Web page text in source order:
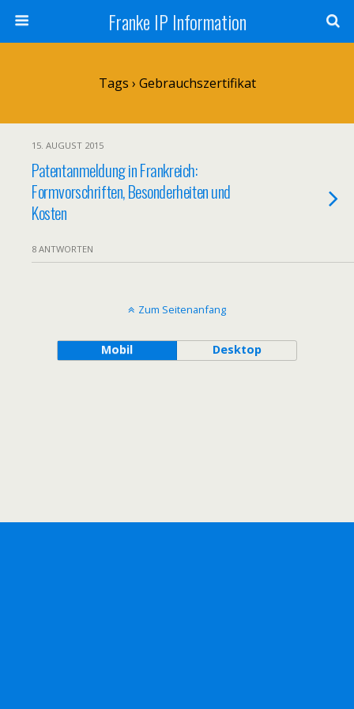
Franke IP Information
Tags › Gebrauchszertifikat
15. AUGUST 2015
Patentanmeldung in Frankreich:
Formvorschriften, Besonderheiten und
Kosten
8 ANTWORTEN
Zum Seitenanfang
Mobil Desktop